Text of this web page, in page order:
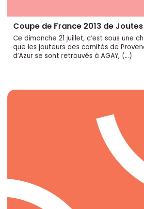
Coupe de France 2013 de
Ce dimanche 21 juillet, c’est sous une
que les jouteurs des comités de
d’Azur se sont retrouvés à AGAY, (…)